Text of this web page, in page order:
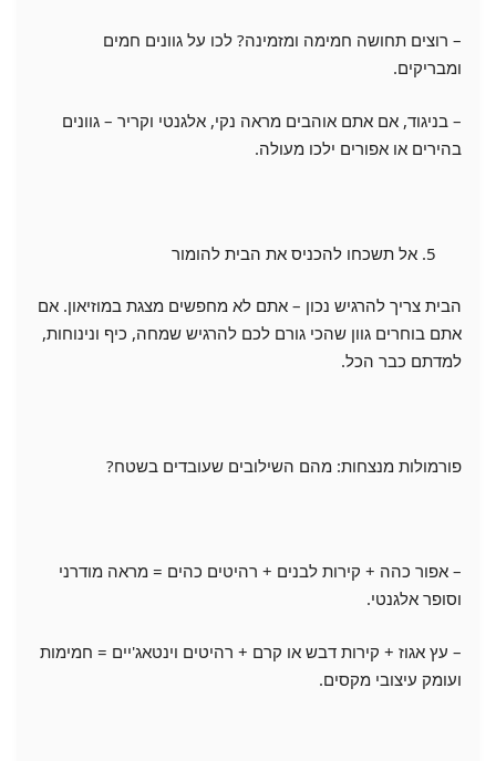
– רוצים תחושה חמימה ומזמינה? לכו על גוונים חמים
ומבריקים.
– בניגוד, אם אתם אוהבים מראה נקי, אלגנטי וקריר – גוונים
בהירים או אפורים ילכו מעולה.
אל תשכחו להכניס את הבית להומור
הבית צריך להרגיש נכון – אתם לא מחפשים מצגת במוזיאון. אם
אתם בוחרים גוון שהכי גורם לכם להרגיש שמחה, כיף ונינוחות,
למדתם כבר הכל.
פורמולות מנצחות: מהם השילובים שעובדים בשטח?
– אפור כהה + קירות לבנים + רהיטים כהים = מראה מודרני
וסופר אלגנטי.
– עץ אגוז + קירות דבש או קרם + רהיטים וינטאג'יים = חמימות
ועומק עיצובי מקסים.